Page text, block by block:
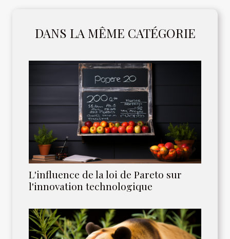
DANS LA MÊME CATÉGORIE
L'influence de la loi de Pareto sur
l'innovation technologique